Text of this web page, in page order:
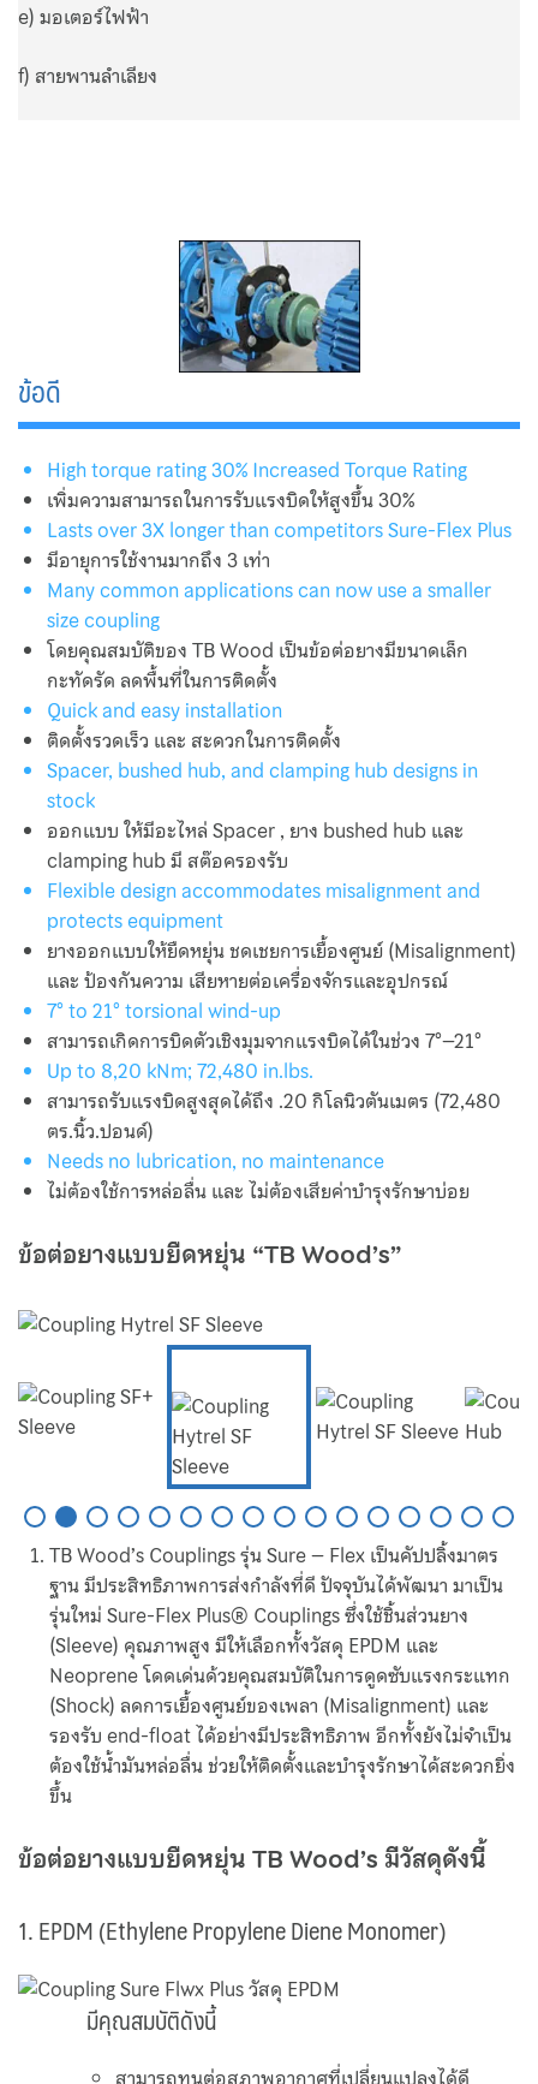
Rubber Flexible Joint
Rupture Disc and Explosion Vent Fike
Services
Filter Service
PHE Service
Service Pump
Valve Service
Sitemap
T-Strainer
TB Wood’s
Test Page
Thornhill
TOA Valve
Valve
Fisher
Sanitary Valves
Sliding Stem Valves
Fukui
Hisaka
Motoyama Control Valve
Motoyama Safety Relief Valves
Nakakita
Gas Turbine Power Plant
Remote Control System for Cargo and Ballast Line
Temperature Control Valve and Automatic Controller
WISE Pressure Gauge
Y- Strainer
e) มอเตอร์ไฟฟ้า
f) สายพานลำเลียง
ข้อดี
High torque rating 30% Increased Torque Rating
เพิ่มความสามารถในการรับแรงบิดให้สูงขึ้น 30%
Lasts over 3X longer than competitors Sure-Flex Plus
มีอายุการใช้งานมากถึง 3 เท่า
Many common applications can now use a smaller
size coupling
โดยคุณสมบัติของ TB Wood เป็นข้อต่อยางมีขนาดเล็ก
กะทัดรัด ลดพื้นที่ในการติดตั้ง
Quick and easy installation
ติดตั้งรวดเร็ว และ สะดวกในการติดตั้ง
Spacer, bushed hub, and clamping hub designs in
stock
ออกแบบ ให้มีอะไหล่ Spacer , ยาง bushed hub และ
clamping hub มี สต๊อครองรับ
Flexible design accommodates misalignment and
protects equipment
ยางออกแบบให้ยืดหยุ่น ชดเชยการเยื้องศูนย์ (Misalignment)
และ ป้องกันความ เสียหายต่อเครื่องจักรและอุปกรณ์
7° to 21° torsional wind-up
สามารถเกิดการบิดตัวเชิงมุมจากแรงบิดได้ในช่วง 7°–21°
Up to 8,20 kNm; 72,480 in.lbs.
สามารถรับแรงบิดสูงสุดได้ถึง .20 กิโลนิวตันเมตร (72,480
ตร.นิ้ว.ปอนด์)
Needs no lubrication, no maintenance
ไม่ต้องใช้การหล่อลื่น และ ไม่ต้องเสียค่าบำรุงรักษาบ่อย
ข้อต่อยางแบบยืดหยุ่น “TB Wood’s”
TB Wood’s Couplings รุ่น Sure – Flex เป็นคัปปลิ้งมาตร
ฐาน มีประสิทธิภาพการส่งกำลังที่ดี ปัจจุบันได้พัฒนา มาเป็น
รุ่นใหม่ Sure-Flex Plus® Couplings ซึ่งใช้ชิ้นส่วนยาง
(Sleeve) คุณภาพสูง มีให้เลือกทั้งวัสดุ EPDM และ
Neoprene โดดเด่นด้วยคุณสมบัติในการดูดซับแรงกระแทก
(Shock) ลดการเยื้องศูนย์ของเพลา (Misalignment) และ
รองรับ end-float ได้อย่างมีประสิทธิภาพ อีกทั้งยังไม่จำเป็น
ต้องใช้น้ำมันหล่อลื่น ช่วยให้ติดตั้งและบำรุงรักษาได้สะดวกยิ่ง
ขึ้น
ข้อต่อยางแบบยืดหยุ่น TB Wood’s มีวัสดุดังนี้
1. EPDM (Ethylene Propylene Diene Monomer)
มีคุณสมบัติดังนี้
สามารถทนต่อสภาพอากาศที่เปลี่ยนแปลงได้ดี